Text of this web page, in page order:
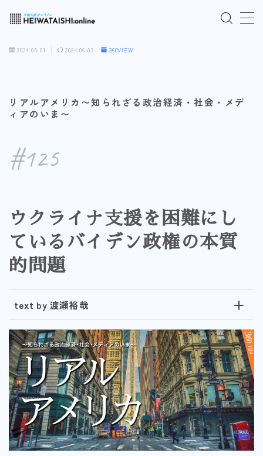
ログインはこちら
よくあるご質問
お問い合わせ
2024.05.01 2024.06.03 360VIEW
リアルアメリカ〜知られざる政治経済・社会・メデ
ィアのいま〜
#125
ウクライナ支援を困難にし
ているバイデン政権の本質
的問題
text by 渡瀬裕哉